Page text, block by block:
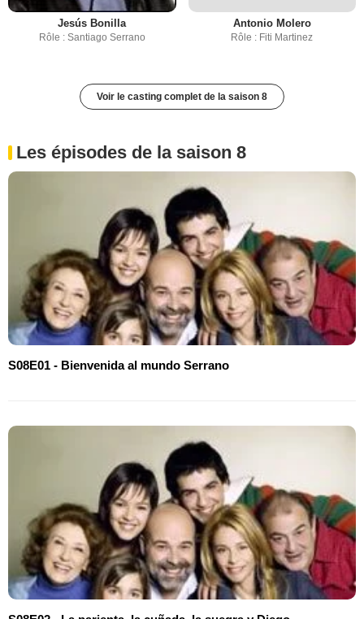
Jesús Bonilla
Rôle : Santiago Serrano
Antonio Molero
Rôle : Fiti Martinez
Voir le casting complet de la saison 8
Les épisodes de la saison 8
S08E01 - Bienvenida al mundo Serrano